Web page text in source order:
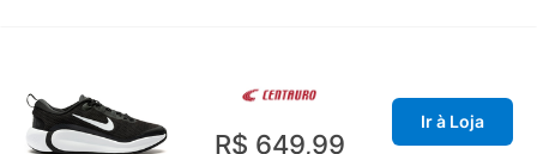
R$ 649,99
Ir à Loja